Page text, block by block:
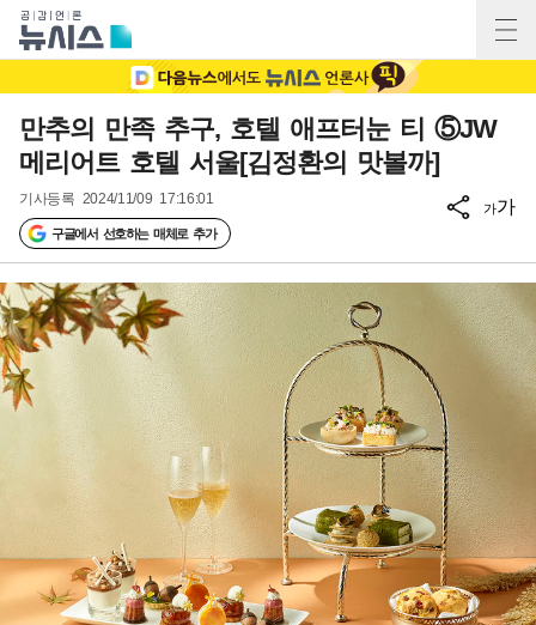
만추의 만족 추구, 호텔 애프터눈 티 ⑤JW
메리어트 호텔 서울[김정환의 맛볼까]
기사등록 2024/11/09 17:16:01
구글에서 선호하는 매체로 추가
가가